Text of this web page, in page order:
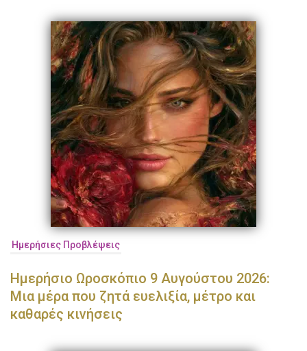
Ημερήσιες Προβλέψεις
Ημερήσιο Ωροσκόπιο 9 Αυγούστου 2026:
Μια μέρα που ζητά ευελιξία, μέτρο και
καθαρές κινήσεις